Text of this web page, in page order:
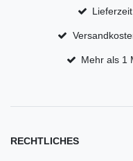
Mehr als 1
RECHTLICHES